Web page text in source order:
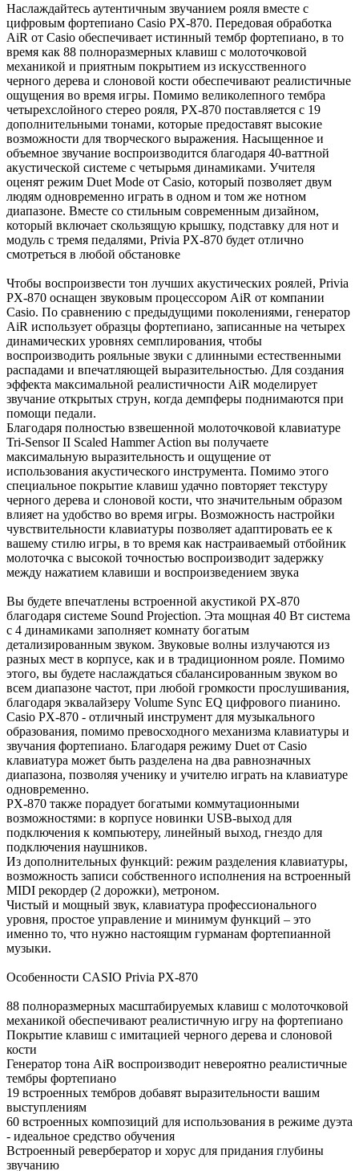
Наслаждайтесь аутентичным звучанием рояля вместе с
цифровым фортепиано Casio PX-870. Передовая обработка
AiR от Casio обеспечивает истинный тембр фортепиано, в то
время как 88 полноразмерных клавиш с молоточковой
механикой и приятным покрытием из искусственного
черного дерева и слоновой кости обеспечивают реалистичные
ощущения во время игры. Помимо великолепного тембра
четырехслойного стерео рояля, PX-870 поставляется с 19
дополнительными тонами, которые предоставят высокие
возможности для творческого выражения. Насыщенное и
объемное звучание воспроизводится благодаря 40-ваттной
акустической системе с четырьмя динамиками. Учителя
оценят режим Duet Mode от Casio, который позволяет двум
людям одновременно играть в одном и том же нотном
диапазоне. Вместе со стильным современным дизайном,
который включает скользящую крышку, подставку для нот и
модуль с тремя педалями, Privia PX-870 будет отлично
смотреться в любой обстановке
Чтобы воспроизвести тон лучших акустических роялей, Privia
PX-870 оснащен звуковым процессором AiR от компании
Casio. По сравнению с предыдущими поколениями, генератор
AiR использует образцы фортепиано, записанные на четырех
динамических уровнях семплирования, чтобы
воспроизводить рояльные звуки с длинными естественными
распадами и впечатляющей выразительностью. Для создания
эффекта максимальной реалистичности AiR моделирует
звучание открытых струн, когда демпферы поднимаются при
помощи педали.
Благодаря полностью взвешенной молоточковой клавиатуре
Tri-Sensor II Scaled Hammer Action вы получаете
максимальную выразительность и ощущение от
использования акустического инструмента. Помимо этого
специальное покрытие клавиш удачно повторяет текстуру
черного дерева и слоновой кости, что значительным образом
влияет на удобство во время игры. Возможность настройки
чувствительности клавиатуры позволяет адаптировать ее к
вашему стилю игры, в то время как настраиваемый отбойник
молоточка с высокой точностью воспроизводит задержку
между нажатием клавиши и воспроизведением звука
Вы будете впечатлены встроенной акустикой PX-870
благодаря системе Sound Projection. Эта мощная 40 Вт система
с 4 динамиками заполняет комнату богатым
детализированным звуком. Звуковые волны излучаются из
разных мест в корпусе, как и в традиционном рояле. Помимо
этого, вы будете наслаждаться сбалансированным звуком во
всем диапазоне частот, при любой громкости прослушивания,
благодаря эквалайзеру Volume Sync EQ цифрового пианино.
Casio PX-870 - отличный инструмент для музыкального
образования, помимо превосходного механизма клавиатуры и
звучания фортепиано. Благодаря режиму Duet от Casio
клавиатура может быть разделена на два равнозначных
диапазона, позволяя ученику и учителю играть на клавиатуре
одновременно.
PX-870 также порадует богатыми коммутационными
возможностями: в корпусе новинки USB-выход для
подключения к компьютеру, линейный выход, гнездо для
подключения наушников.
Из дополнительных функций: режим разделения клавиатуры,
возможность записи собственного исполнения на встроенный
MIDI рекордер (2 дорожки), метроном.
Чистый и мощный звук, клавиатура профессионального
уровня, простое управление и минимум функций – это
именно то, что нужно настоящим гурманам фортепианной
музыки.
Особенности CASIO Privia PX-870
88 полноразмерных масштабируемых клавиш с молоточковой
механикой обеспечивают реалистичную игру на фортепиано
Покрытие клавиш с имитацией черного дерева и слоновой
кости
Генератор тона AiR воспроизводит невероятно реалистичные
тембры фортепиано
19 встроенных тембров добавят выразительности вашим
выступлениям
60 встроенных композиций для использования в режиме дуэта
- идеальное средство обучения
Встроенный ревербератор и хорус для придания глубины
звучанию